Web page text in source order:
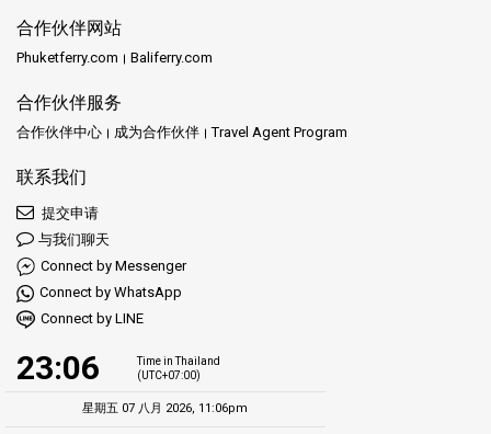
合作伙伴网站
Phuketferry.com Baliferry.com
合作伙伴服务
合作伙伴中心 成为合作伙伴 Travel Agent Program
联系我们
提交申请
与我们聊天
Connect by Messenger
Connect by WhatsApp
Connect by LINE
23:06
Time in Thailand
(UTC+07:00)
星期五 07 八月 2026, 11:06pm